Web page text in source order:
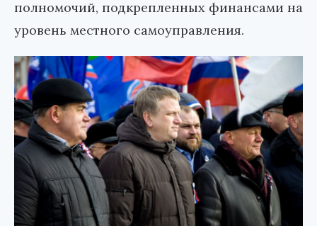
полномочий, подкрепленных финансами на
уровень местного самоуправления.